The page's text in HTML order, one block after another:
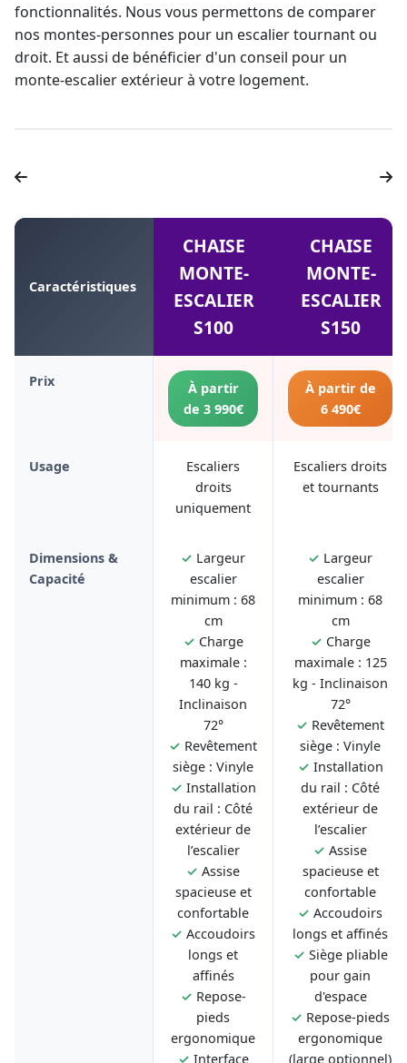
fonctionnalités. Nous vous permettons de comparer
nos montes-personnes pour un escalier tournant ou
droit. Et aussi de bénéficier d'un conseil pour un
monte-escalier extérieurà votre logement.
Caractéristiques
CHAISE
MONTE-
ESCALIER
S100
CHAISE
MONTE-
ESCALIER
S150
Prix
À partir
de 3 990€
À partir de
6 490€
Usage
Escaliers
droits
uniquement
Escaliers droits
et tournants
Dimensions &
Capacité
✓ Largeur
escalier
minimum : 68
cm
✓ Charge
maximale :
140 kg -
Inclinaison
72°
✓ Revêtement
siège : Vinyle
✓ Installation
du rail : Côté
extérieur de
l’escalier
✓ Assise
spacieuse et
confortable
✓ Accoudoirs
longs et
affinés
✓ Repose-
pieds
ergonomique
✓ Interface
✓ Largeur
escalier
minimum : 68
cm
✓ Charge
maximale : 125
kg - Inclinaison
72°
✓ Revêtement
siège : Vinyle
✓ Installation
du rail : Côté
extérieur de
l’escalier
✓ Assise
spacieuse et
confortable
✓ Accoudoirs
longs et affinés
✓ Siège pliable
pour gain
d'espace
✓ Repose-pieds
ergonomique
(large optionnel)